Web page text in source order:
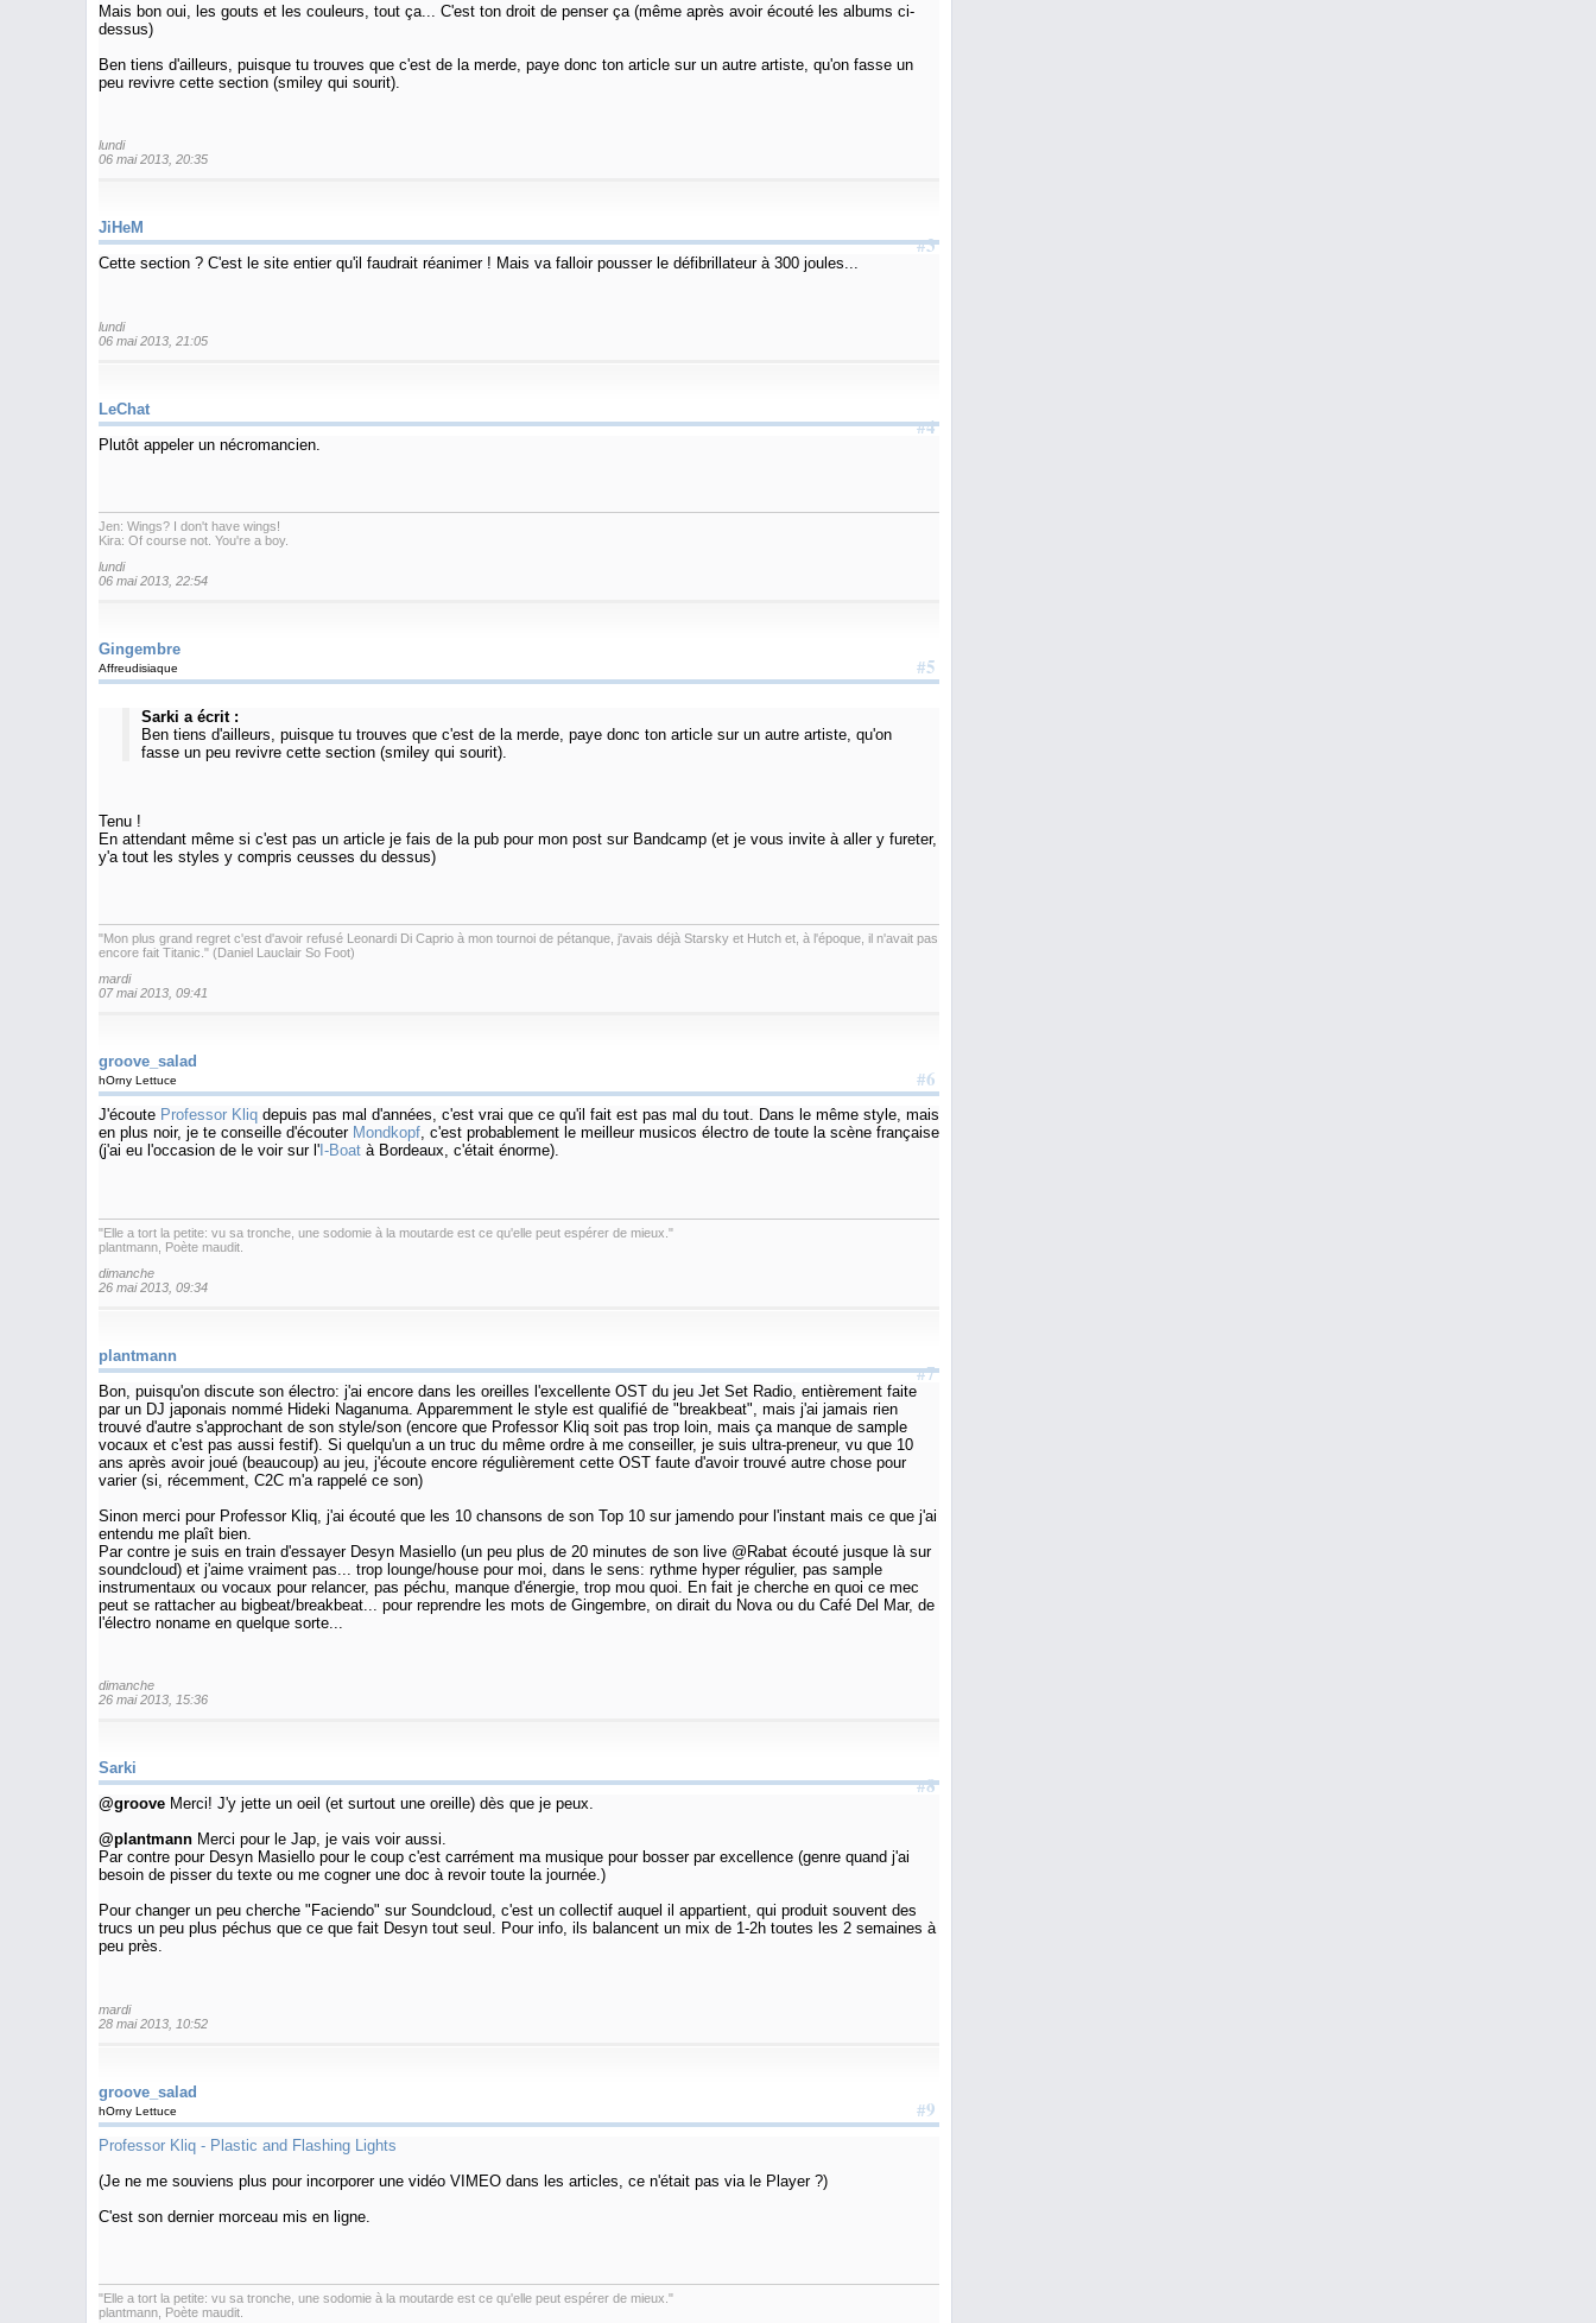
Mais bon oui, les gouts et les couleurs, tout ça... C'est ton droit de penser ça (même après avoir écouté les albums ci-
dessus)
Ben tiens d'ailleurs, puisque tu trouves que c'est de la merde, paye donc ton article sur un autre artiste, qu'on fasse un
peu revivre cette section (smiley qui sourit).
lundi
06 mai 2013, 20:35
JiHeM
#3
Cette section ? C'est le site entier qu'il faudrait réanimer ! Mais va falloir pousser le défibrillateur à 300 joules...
lundi
06 mai 2013, 21:05
LeChat
#4
Plutôt appeler un nécromancien.
Jen: Wings? I don't have wings!
Kira: Of course not. You're a boy.
lundi
06 mai 2013, 22:54
Gingembre
#5
Affreudisiaque
Sarki a écrit :
Ben tiens d'ailleurs, puisque tu trouves que c'est de la merde, paye donc ton article sur un autre artiste, qu'on
fasse un peu revivre cette section (smiley qui sourit).
Tenu !
En attendant même si c'est pas un article je fais de la pub pour mon post sur Bandcamp (et je vous invite à aller y fureter,
y'a tout les styles y compris ceusses du dessus)
"Mon plus grand regret c'est d'avoir refusé Leonardi Di Caprio à mon tournoi de pétanque, j'avais déjà Starsky et Hutch et, à l'époque, il n'avait pas
encore fait Titanic." (Daniel Lauclair So Foot)
mardi
07 mai 2013, 09:41
groove_salad
#6
hOrny Lettuce
J'écoute Professor Kliq depuis pas mal d'années, c'est vrai que ce qu'il fait est pas mal du tout. Dans le même style, mais
en plus noir, je te conseille d'écouter Mondkopf, c'est probablement le meilleur musicos électro de toute la scène française
(j'ai eu l'occasion de le voir sur l' I-Boat à Bordeaux, c'était énorme).
"Elle a tort la petite: vu sa tronche, une sodomie à la moutarde est ce qu'elle peut espérer de mieux."
plantmann, Poète maudit.
dimanche
26 mai 2013, 09:34
plantmann
#7
Bon, puisqu'on discute son électro: j'ai encore dans les oreilles l'excellente OST du jeu Jet Set Radio, entièrement faite
par un DJ japonais nommé Hideki Naganuma. Apparemment le style est qualifié de "breakbeat", mais j'ai jamais rien
trouvé d'autre s'approchant de son style/son (encore que Professor Kliq soit pas trop loin, mais ça manque de sample
vocaux et c'est pas aussi festif). Si quelqu'un a un truc du même ordre à me conseiller, je suis ultra-preneur, vu que 10
ans après avoir joué (beaucoup) au jeu, j'écoute encore régulièrement cette OST faute d'avoir trouvé autre chose pour
varier (si, récemment, C2C m'a rappelé ce son)
Sinon merci pour Professor Kliq, j'ai écouté que les 10 chansons de son Top 10 sur jamendo pour l'instant mais ce que j'ai
entendu me plaît bien.
Par contre je suis en train d'essayer Desyn Masiello (un peu plus de 20 minutes de son live @Rabat écouté jusque là sur
soundcloud) et j'aime vraiment pas... trop lounge/house pour moi, dans le sens: rythme hyper régulier, pas sample
instrumentaux ou vocaux pour relancer, pas péchu, manque d'énergie, trop mou quoi. En fait je cherche en quoi ce mec
peut se rattacher au bigbeat/breakbeat... pour reprendre les mots de Gingembre, on dirait du Nova ou du Café Del Mar, de
l'électro noname en quelque sorte...
dimanche
26 mai 2013, 15:36
Sarki
#8
@groove Merci! J'y jette un oeil (et surtout une oreille) dès que je peux.
@plantmann Merci pour le Jap, je vais voir aussi.
Par contre pour Desyn Masiello pour le coup c'est carrément ma musique pour bosser par excellence (genre quand j'ai
besoin de pisser du texte ou me cogner une doc à revoir toute la journée.)
Pour changer un peu cherche "Faciendo" sur Soundcloud, c'est un collectif auquel il appartient, qui produit souvent des
trucs un peu plus péchus que ce que fait Desyn tout seul. Pour info, ils balancent un mix de 1-2h toutes les 2 semaines à
peu près.
mardi
28 mai 2013, 10:52
groove_salad
#9
hOrny Lettuce
Professor Kliq - Plastic and Flashing Lights
(Je ne me souviens plus pour incorporer une vidéo VIMEO dans les articles, ce n'était pas via le Player ?)
C'est son dernier morceau mis en ligne.
"Elle a tort la petite: vu sa tronche, une sodomie à la moutarde est ce qu'elle peut espérer de mieux."
plantmann, Poète maudit.